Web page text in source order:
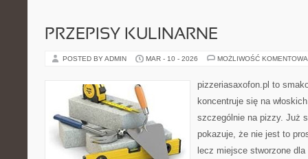
PRZEPISY KULINARNE
POSTED BY ADMIN MAR - 10 - 2026 MOŻLIWOŚĆ
pizzeriasaxofon.pl to
koncentruje się na
szczególnie na pizzy. Już
pokazuje, że nie jest to
lecz miejsce stworzone